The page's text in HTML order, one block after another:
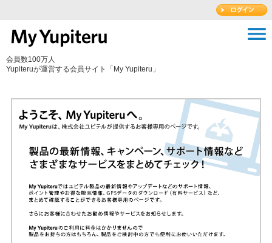
会員数100万人
Yupiteruが運営する会員サイト「My Yupiteru」